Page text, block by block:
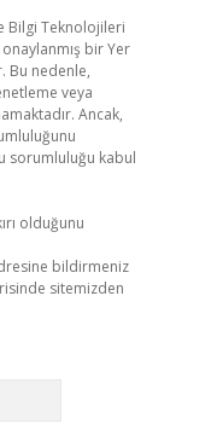
Bilgi Teknolojileri
bir Yer
Bu nedenle,
veya
Ancak,
sorumluluğu kabul
olduğunu
bildirmeniz
sitemizden